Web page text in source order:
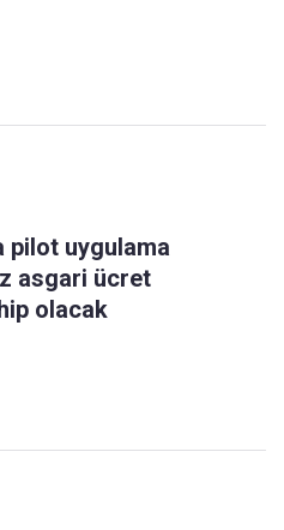
pilot uygulama
asgari ücret
olacak